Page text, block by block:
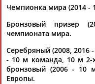
Чемпионка мира (2014 -
Бронзовый призер
чемпионата мира.
Серебряный (2008, 2016
- 10 м команда, 10 м 2-
бронзовый (2006 - 10
Европы.